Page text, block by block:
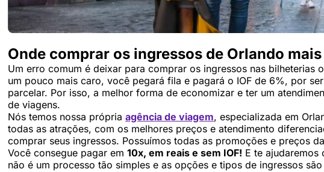
Onde comprar os ingressos de Orlando
Um erro comum é deixar para comprar os ingressos nas bilheterias
um pouco mais caro, você pegará fila e pagará o IOF de 6%, por
parcelar. Por isso, a melhor forma de economizar e ter um
de viagens.
Nós temos nossa própria agência de viagem, especializada em
todas as atrações, com os melhores preços e atendimento
comprar seus ingressos. Possuímos todas as promoções e preços
Você consegue pagar em 10x, em reais e sem IOF! E te
não é um processo tão simples e as opções e tipos de ingressos